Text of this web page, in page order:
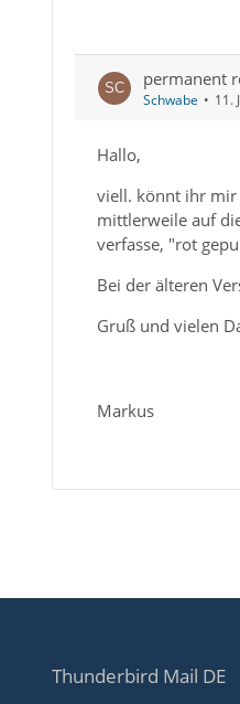
permanent
Schwabe 11.
Hallo,
viell. könnt ihr mir
mittlerweile auf
verfasse, "rot
Bei der älteren
Gruß und vielen
Markus
Thunderbird Mail DE